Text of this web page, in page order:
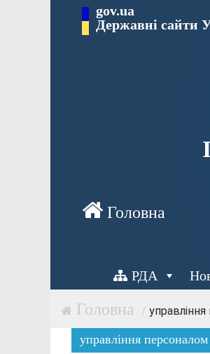
gov.ua
Державні сайти
РДА
/
управління персоналом